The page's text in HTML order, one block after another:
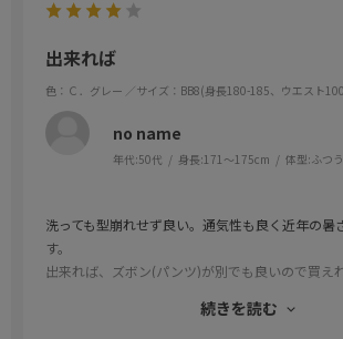
出来れば
色：Ｃ．グレー ／サイズ：BB8(身長180-185、ウエスト
no name
年代:50代 身長:171～175cm 体型:ふつう
洗っても型崩れせず良い。通気性も良く近年の暑
す。
出来れば、ズボン(パンツ)が別でも良いので買え
ズボンは一年持たないかも…続きを読む